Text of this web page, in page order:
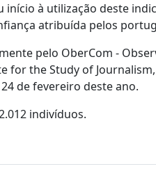
início à utilização deste
atribuída pelos
pelo OberCom -
for the Study of
de fevereiro deste ano.
indivíduos.